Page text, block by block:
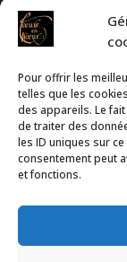
Pour offrir les
telles que les
des appareils. Le
de traiter des
les ID uniques sur
consentement peut
et fonctions.
✆ +32 477
✉
Toute